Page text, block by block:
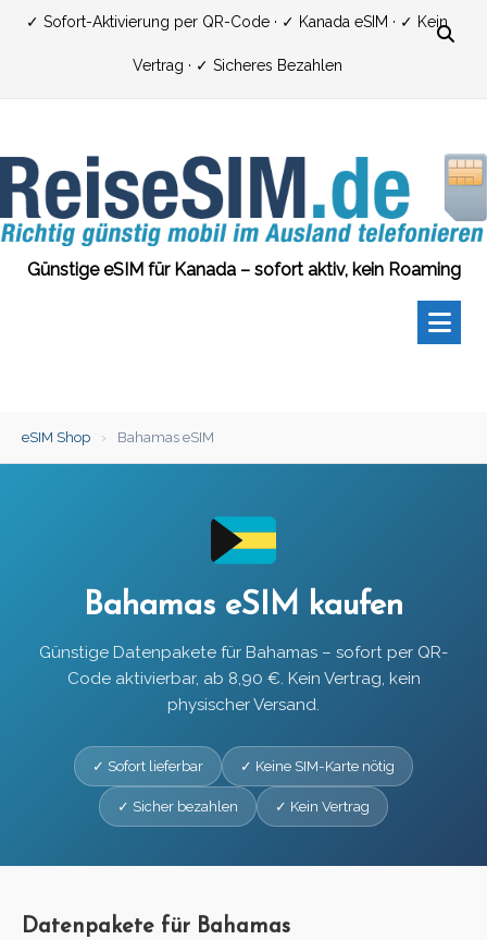
Zum✓ Sofort-Aktivierung per QR-Code · ✓ Kanada eSIM · ✓ Kein
Vertrag · ✓ Sicheres Bezahlen
Günstige eSIM für Kanada – sofort aktiv, kein Roaming
eSIM Shop › Bahamas eSIM
Bahamas eSIM kaufen
Günstige Datenpakete für Bahamas – sofort per QR-
Code aktivierbar, ab 8,90 €. Kein Vertrag, kein
physischer Versand.
✓ Sofort lieferbar ✓ Keine SIM-Karte nötig
✓ Sicher bezahlen ✓ Kein Vertrag
Datenpakete für Bahamas